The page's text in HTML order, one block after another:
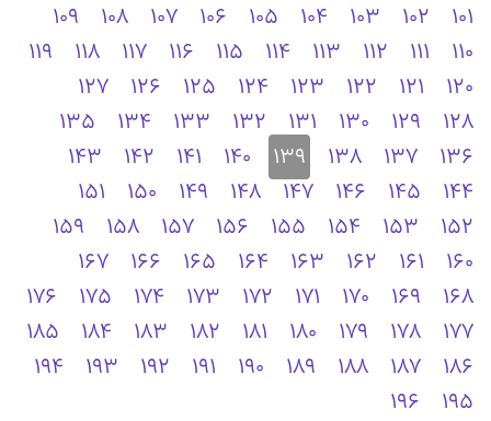
101
102
103
104
105
106
107
108
109
110
111
112
113
114
115
116
117
118
119
120
121
122
123
124
125
126
127
128
129
130
131
132
133
134
135
136
137
138
139
140
141
142
143
144
145
146
147
148
149
150
151
152
153
154
155
156
157
158
159
160
161
162
163
164
165
166
167
168
169
170
171
172
173
174
175
176
177
178
179
180
181
182
183
184
185
186
187
188
189
190
191
192
193
194
195
196